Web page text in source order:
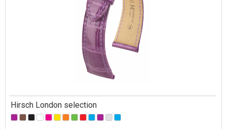
Hirsch London selection